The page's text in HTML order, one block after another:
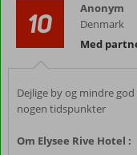
10
Anonym
Denmark
Med
Dejlige by og mindre
nogen tidspunkter
Om Elysee Rive Hotel :